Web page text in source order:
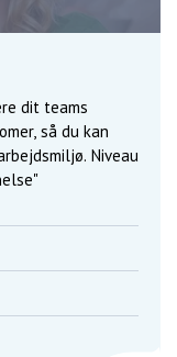
dit teams
så du kan
Niveau